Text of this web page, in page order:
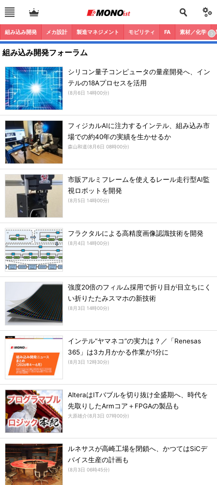
組み込み開発 メカ設計 製造マネジメント モビリティ FA 素材／化学
組み込み開発フォーラム
シリコン量子コンピュータの量産開発へ、イン
テルの18Aプロセスを活用
(8月6日 14時00分)
フィジカルAIに注力するインテル、組み込み市
場での約40年の実績を生かせるか
森山和道(8月6日 08時00分)
市販アルミフレームを使えるレール走行型AI監
視ロボットを開発
(8月5日 14時00分)
フラクタルによる高精度画像認識技術を開発
(8月4日 14時00分)
強度20倍のフィルム採用で折り目が目立ちにく
い折りたたみスマホの新技術
(8月3日 14時00分)
インテル“ヤマネコ”の実力は？／「Renesas
365」は3カ月かかる作業が1分に
(8月3日 12時30分)
AlteraはITバブルを切り抜け全盛期へ、時代を
先取りしたArmコア＋FPGAの製品も
大原雄介(8月3日 07時00分)
ルネサスが高崎工場を閉鎖へ、かつてはSiCデ
バイス生産の計画も
(8月3日 06時45分)